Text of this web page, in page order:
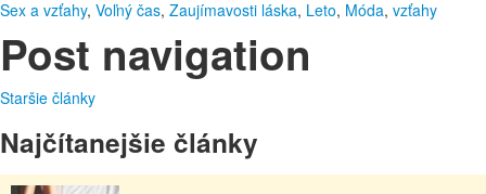
Sex a vzťahy, Voľný čas, Zaujímavosti láska, Leto, Móda, vzťahy
Post navigation
Staršie články
Najčítanejšie články